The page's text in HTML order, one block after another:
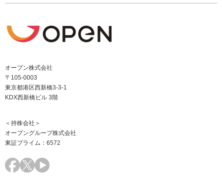
オープン株式会社
〒105-0003
東京都港区西新橋3-3-1
KDX西新橋ビル 3階
＜持株会社＞
オープングループ株式会社
東証プライム：6572